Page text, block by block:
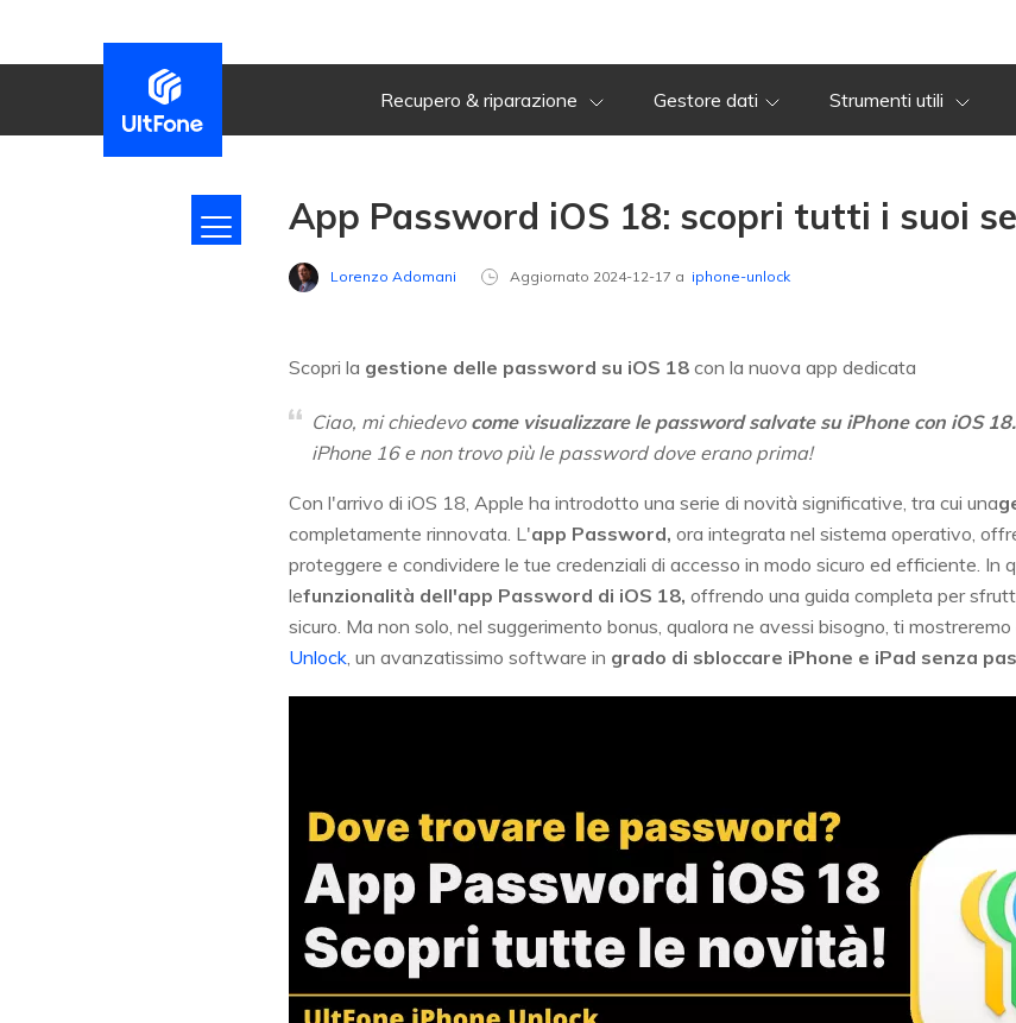
Recupero & riparazione Gestore dati Strumenti utili
App Password iOS 18: scopri tutti i suoi
Lorenzo Adomani Aggiornato 2024-12-17 a iphone-unlock
Scopri la gestione delle password su iOS 18 con la nuova app dedicata
Ciao, mi chiedevo come visualizzare le password salvate su iPhone con iOS 18.
iPhone 16 e non trovo più le password dove erano prima!
Con l'arrivo di iOS 18, Apple ha introdotto una serie di novità significative, tra cui una
completamente rinnovata. L'app Password, ora integrata nel sistema operativo,
proteggere e condividere le tue credenziali di accesso in modo sicuro ed efficiente. In
lefunzionalità dell'app Password di iOS 18, offrendo una guida completa per
sicuro. Ma non solo, nel suggerimento bonus, qualora ne avessi bisogno, ti
Unlock, un avanzatissimo software in grado di sbloccare iPhone e iPad senza